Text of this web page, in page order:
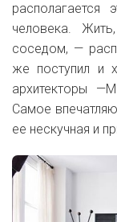
человека.
соседом, —
же поступил и
архитекторы —
Самое
ее нескучная и